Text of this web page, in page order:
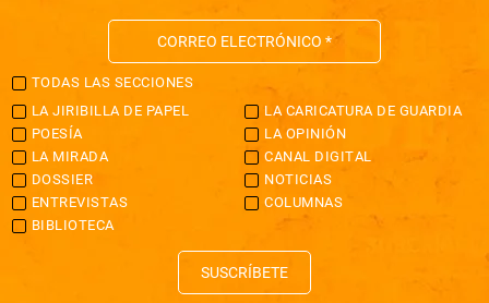
TODAS LAS SECCIONES
LA JIRIBILLA DE PAPEL
LA CARICATURA DE GUARDIA
POESÍA
LA OPINIÓN
LA MIRADA
CANAL DIGITAL
DOSSIER
NOTICIAS
ENTREVISTAS
COLUMNAS
BIBLIOTECA
SUSCRÍBETE